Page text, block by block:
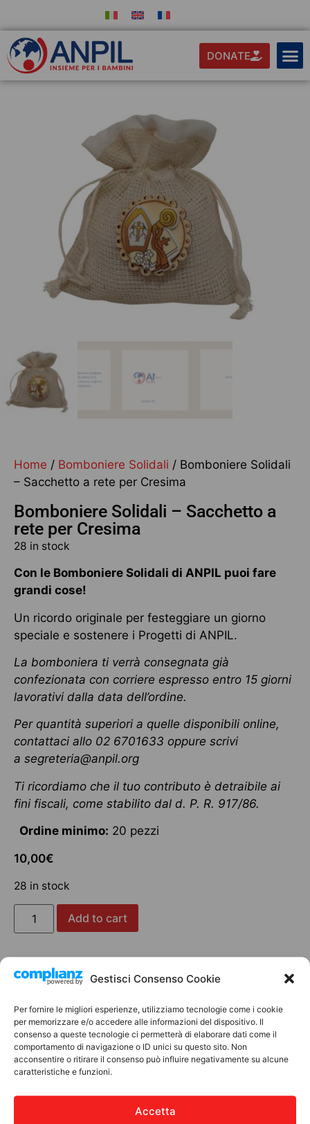
Gestisci Consenso Cookie
Per fornire le migliori esperienze, utilizziamo tecnologie come i cookie
per memorizzare e/o accedere alle informazioni del dispositivo. Il
consenso a queste tecnologie ci permetterà di elaborare dati come il
comportamento di navigazione o ID unici su questo sito. Non
acconsentire o ritirare il consenso può influire negativamente su alcune
caratteristiche e funzioni.
Accetta
DONATE
Home / Bomboniere Solidali / Bomboniere Solidali
– Sacchetto a rete per Cresima
Bomboniere Solidali – Sacchetto a
rete per Cresima
28 in stock
Con le Bomboniere Solidali di ANPIL puoi fare
grandi cose!
Un ricordo originale per festeggiare un giorno
speciale e sostenere i Progetti di ANPIL.
La bomboniera ti verrà consegnata già
confezionata con corriere espresso entro 15 giorni
lavorativi dalla data dell’ordine.
Per quantità superiori a quelle disponibili online,
contattaci allo 02 6701633 oppure scrivi
a segreteria@anpil.org
Ti ricordiamo che il tuo contributo è detraibile ai
fini fiscali, come stabilito dal d. P. R. 917/86.
Ordine minimo: 20 pezzi
10,00€
28 in stock
Add to cart
BOMBONIERE SOLIDALI